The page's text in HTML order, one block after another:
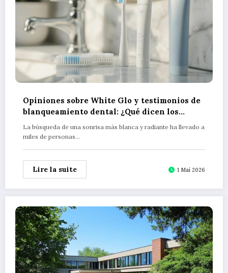
Opiniones sobre White Glo y testimonios de
blanqueamiento dental: ¿Qué dicen los
usuarios reales?
La búsqueda de una sonrisa más blanca y radiante ha llevado a
miles de personas…
Lire la suite 1 Mai 2026